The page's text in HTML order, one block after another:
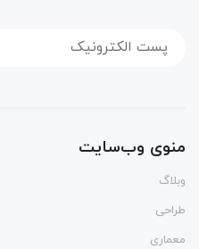
منوی وب‌سایت
وبلاگ
طراحی
معماری